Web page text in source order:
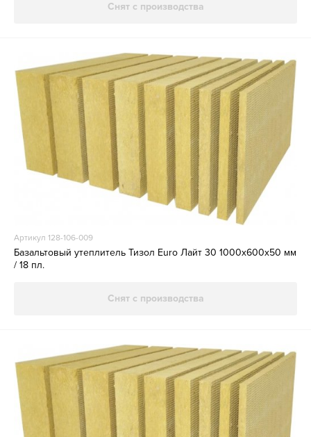
Снят с производства
Артикул 128-106-009
Базальтовый утеплитель Тизол Euro Лайт 30 1000х600х50 мм
/ 18 пл.
Снят с производства